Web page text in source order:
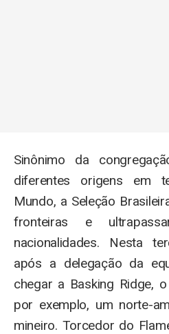
Sinônimo da
diferentes origens em
Mundo, a Seleção
fronteiras e
nacionalidades. Nesta
após a delegação da
chegar a Basking Ridge,
por exemplo, um norte-
mineiro. Torcedor do